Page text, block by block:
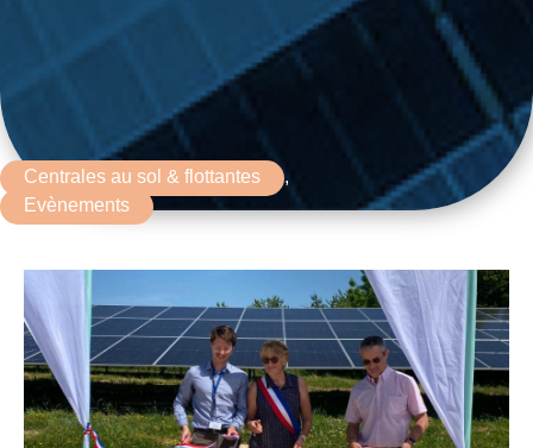
Centrales au sol & flottantes
,
Evènements